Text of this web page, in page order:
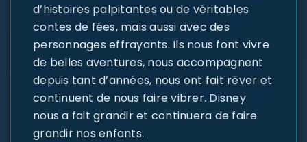
d’histoires palpitantes ou de véritables
contes de fées, mais aussi avec des
personnages effrayants. Ils nous font vivre
de belles aventures, nous accompagnent
depuis tant d’années, nous ont fait rêver et
continuent de nous faire vibrer. Disney
nous a fait grandir et continuera de faire
grandir nos enfants.